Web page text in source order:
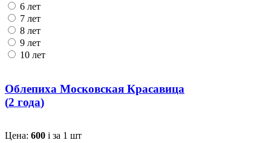
6 лет
7 лет
8 лет
9 лет
10 лет
Облепиха Московская Красавица
(2 года)
Цена: 600 i за 1 шт